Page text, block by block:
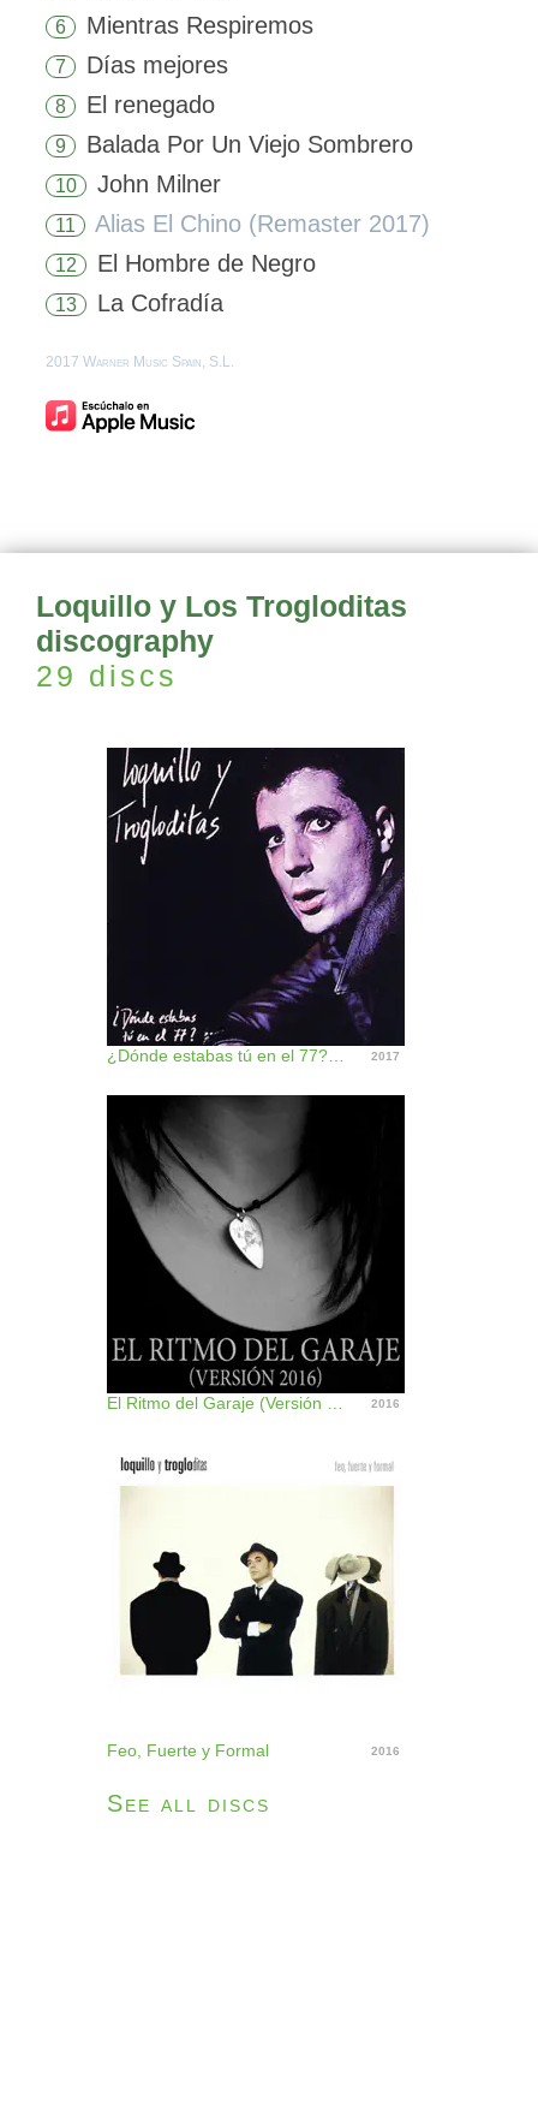
6 Mientras Respiremos
7 Días mejores
8 El renegado
9 Balada Por Un Viejo Sombrero
10 John Milner
11 Alias El Chino (Remaster 2017)
12 El Hombre de Negro
13 La Cofradía
2017 Warner Music Spain, S.L.
Loquillo y Los Trogloditas
discography
29 discs
2017
2016
Feo, Fuerte y Formal 2016
See all discs